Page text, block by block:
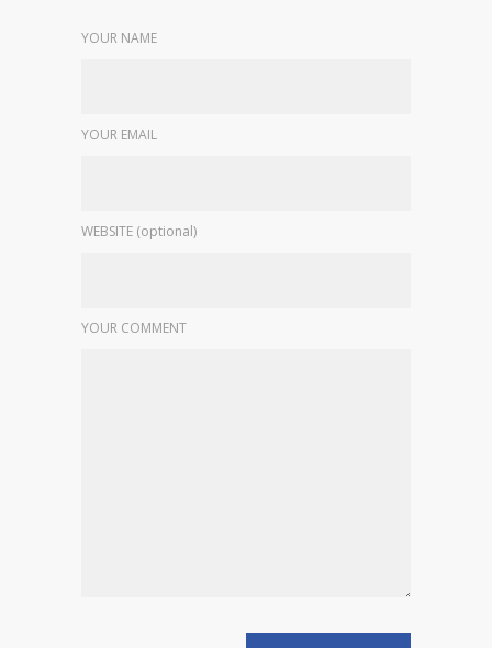
YOUR NAME
YOUR EMAIL
WEBSITE (optional)
YOUR COMMENT